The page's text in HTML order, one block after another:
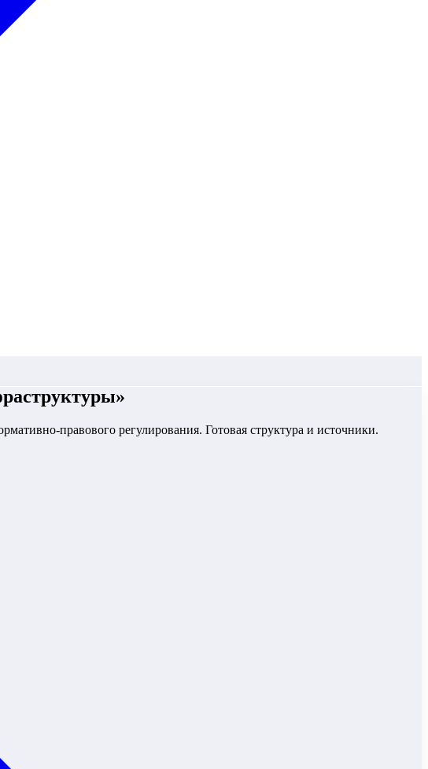
»
правового регулирования. Готовая структура и источники.